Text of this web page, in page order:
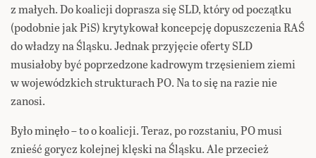
z małych. Do koalicji doprasza się SLD, który od początku
(podobnie jak PiS) krytykował koncepcję dopuszczenia RAŚ
do władzy na Śląsku. Jednak przyjęcie oferty SLD
musiałoby być poprzedzone kadrowym trzęsieniem ziemi
w wojewódzkich strukturach PO. Na to się na razie nie
zanosi.
Było minęło – to o koalicji. Teraz, po rozstaniu, PO musi
znieść gorycz kolejnej klęski na Śląsku. Ale przecież